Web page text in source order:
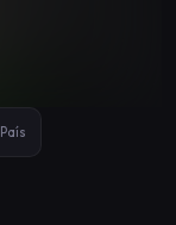
País